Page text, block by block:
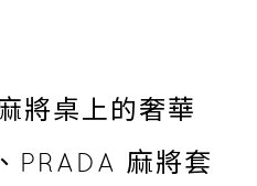
將桌上的奢華
麻將套